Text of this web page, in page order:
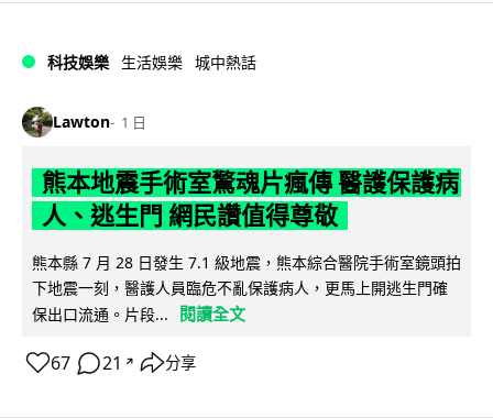
科技娛樂 生活娛樂 城中熱話
Lawton 1 日
熊本地震手術室驚魂片瘋傳 醫護保護病
人、逃生門 網民讚值得尊敬
熊本縣 7 月 28 日發生 7.1 級地震，熊本綜合醫院手術室鏡頭拍
下地震一刻，醫護人員臨危不亂保護病人，更馬上開逃生門確
保出口流通。片段...
閱讀全文
67 21 ↗ 分享